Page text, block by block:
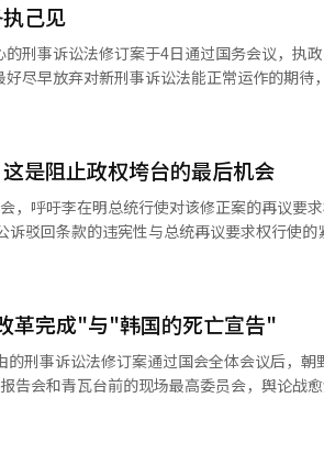
己见
刑事诉讼法修订案于4日通过国务会议，执
尽早放弃对新刑事诉讼法能正常运作的期待
件都能被移送处理。同时，承诺通过党内工
伤害最终将延续到下一代。” 相对而言，国民
废除补充侦查权表示了担忧，但这次却悄悄加
补
样荒谬。”并批评道：“废除补充侦查权后，
示：“李总统为了自己卸任后的安全，出卖
最终引发了针对自己审判的‘自我保护’的最
是阻止政权垮台的最后机会
，呼吁李在明总统行使对该修正案的再议要
民将开始抹去李在明政权。” 张代表提到最
为了保护
乏。”他质疑道：“设立专门保护受害者的部
抹去总统罪的条款。”他指出：“通过这一修
革完成"与"韩国的死亡宣告"
刑事诉讼法修订案通过国会全体会议后，朝
告会和青瓦台前的现场最高委员会，舆论战
次修订实现了调查与起诉权的分散，并将警